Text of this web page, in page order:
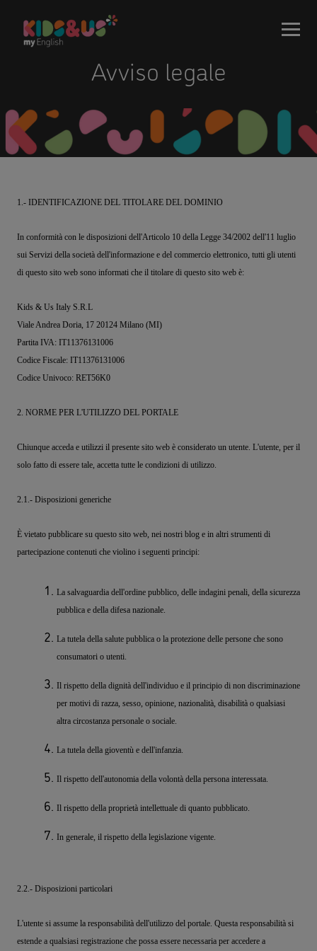
Avviso legale
1.- IDENTIFICAZIONE DEL TITOLARE DEL DOMINIO
In conformità con le disposizioni dell'Articolo 10 della Legge 34/2002 dell'11 luglio
sui Servizi della società dell'informazione e del commercio elettronico, tutti gli utenti
di questo sito web sono informati che il titolare di questo sito web è:
Kids & Us Italy S.R.L
Viale Andrea Doria, 17 20124 Milano (MI)
Partita IVA: IT11376131006
Codice Fiscale: IT11376131006
Codice Univoco: RET56K0
2. NORME PER L'UTILIZZO DEL PORTALE
Chiunque acceda e utilizzi il presente sito web è considerato un utente. L'utente, per il
solo fatto di essere tale, accetta tutte le condizioni di utilizzo.
2.1.- Disposizioni generiche
È vietato pubblicare su questo sito web, nei nostri blog e in altri strumenti di
partecipazione contenuti che violino i seguenti principi:
La salvaguardia dell'ordine pubblico, delle indagini penali, della sicurezza
pubblica e della difesa nazionale.
La tutela della salute pubblica o la protezione delle persone che sono
consumatori o utenti.
Il rispetto della dignità dell'individuo e il principio di non discriminazione
per motivi di razza, sesso, opinione, nazionalità, disabilità o qualsiasi
altra circostanza personale o sociale.
La tutela della gioventù e dell'infanzia.
Il rispetto dell'autonomia della volontà della persona interessata.
Il rispetto della proprietà intellettuale di quanto pubblicato.
In generale, il rispetto della legislazione vigente.
2.2.- Disposizioni particolari
L'utente si assume la responsabilità dell'utilizzo del portale. Questa responsabilità si
estende a qualsiasi registrazione che possa essere necessaria per accedere a